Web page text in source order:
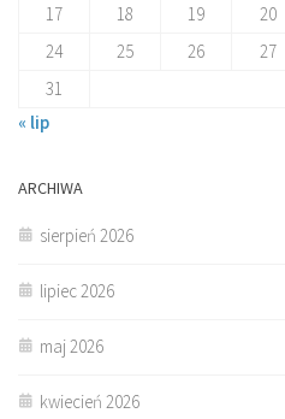
17
18 19 20
24
25 26 27
31
« lip
ARCHIWA
sierpień 2026
lipiec 2026
maj 2026
kwiecień 2026